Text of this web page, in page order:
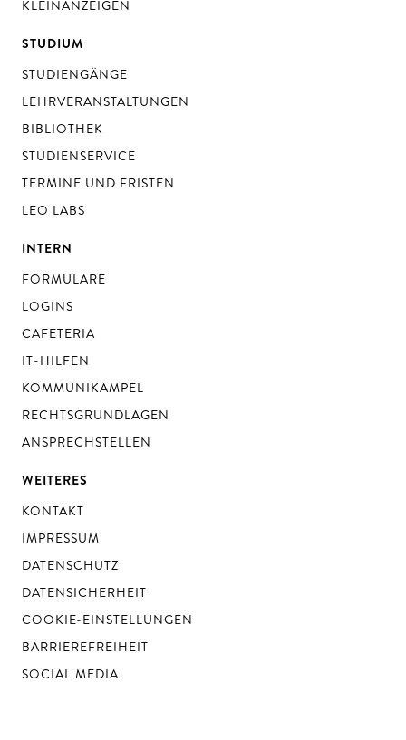
KLEINANZEIGEN
STUDIUM
STUDIENGÄNGE
LEHRVERANSTALTUNGEN
BIBLIOTHEK
STUDIENSERVICE
TERMINE UND FRISTEN
LEO LABS
INTERN
FORMULARE
LOGINS
CAFETERIA
IT-HILFEN
KOMMUNIKAMPEL
RECHTSGRUNDLAGEN
ANSPRECHSTELLEN
WEITERES
KONTAKT
IMPRESSUM
DATENSCHUTZ
DATENSICHERHEIT
COOKIE-EINSTELLUNGEN
BARRIEREFREIHEIT
SOCIAL MEDIA